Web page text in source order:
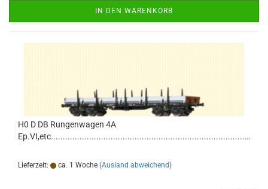
IN DEN WARENKORB
H0 D DB Rungenwagen 4A
Ep.VI,etc..........................................................................................................................................
Lieferzeit: ca. 1 Woche (Ausland abweichend)